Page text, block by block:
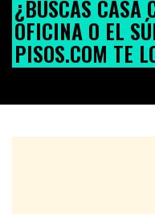
¿BUSCAS CASA
OFICINA O EL
PISOS.COM TE